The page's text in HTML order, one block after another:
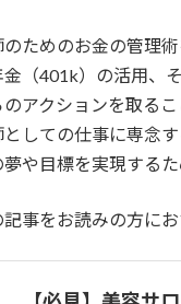
ためのお金の管理
（401k）の活用、
のアクションを取る
しての仕事に専念
や目標を実現する
事をお読みの方に